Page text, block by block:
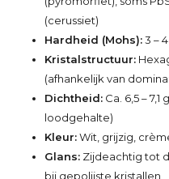
(cerussiet)
Hardheid (Mohs):3 –
Kristalstructuur:
(afhankelijk van
Dichtheid: Ca. 6,5 –
loodgehalte)
Kleur:Wit, grijzig,
Glans: Zijdeachtig tot
bij gepolijste kristallen